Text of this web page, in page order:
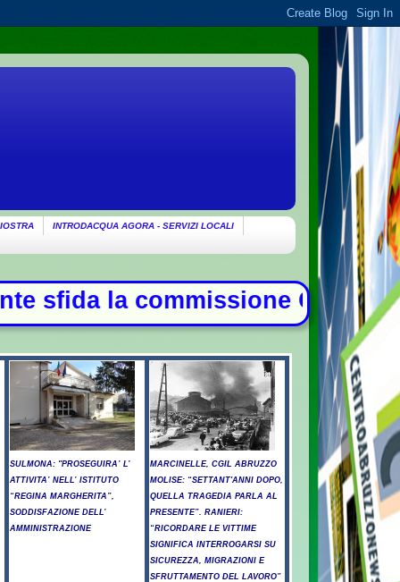
INTRODACQUA AGORA - SERVIZI LOCALI
Covid, duello con
SULMONA: "PROSEGUIRA’ L’
ATTIVITA’ NELL’ ISTITUTO
“REGINA MARGHERITA”,
SODDISFAZIONE DELL’
AMMINISTRAZIONE
MARCINELLE, CGIL ABRUZZO
MOLISE: “SETTANT'ANNI DOPO,
QUELLA TRAGEDIA PARLA AL
PRESENTE”. RANIERI:
“RICORDARE LE VITTIME
SIGNIFICA INTERROGARSI SU
SICUREZZA, MIGRAZIONI E
SFRUTTAMENTO DEL LAVORO”